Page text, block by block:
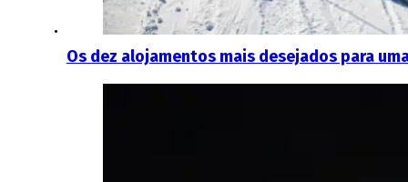
Os dez alojamentos mais desejados para